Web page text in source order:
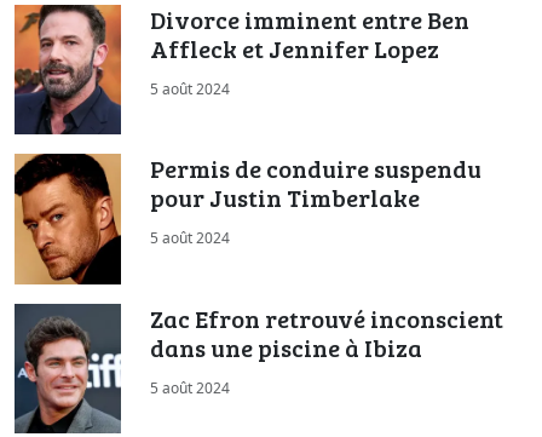
Divorce imminent entre Ben
Affleck et Jennifer Lopez
5 août 2024
Permis de conduire suspendu
pour Justin Timberlake
5 août 2024
Zac Efron retrouvé inconscient
dans une piscine à Ibiza
5 août 2024